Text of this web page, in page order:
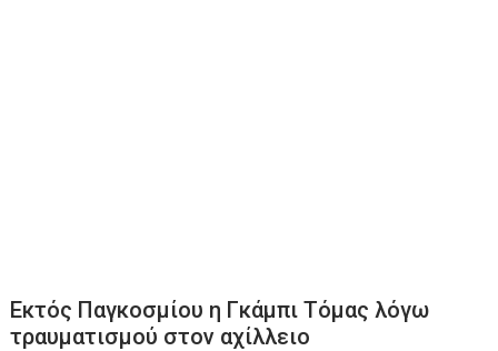
Εκτός Παγκοσμίου η Γκάμπι Τόμας λόγω
τραυματισμού στον αχίλλειο